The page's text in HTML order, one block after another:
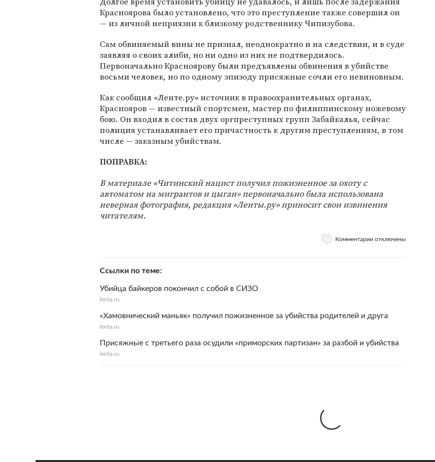
Красноярова было установлено, что это преступление также совершил он
— из личной неприязни к близкому родственнику Чипизубова.
Сам обвиняемый вины не признал, неоднократно и на следствии, и в суде
заявляя о своих алиби, но ни одно из них не подтвердилось.
Первоначально Красноярову были предъявлены обвинения в убийстве
восьми человек, но по одному эпизоду присяжные сочли его невиновным.
Как сообщил «Ленте.ру» источник в правоохранительных органах,
Краснояров — известный спортсмен, мастер по филиппинскому ножевому
бою. Он входил в состав двух оргпреступных групп Забайкалья, сейчас
полиция устанавливает его причастность к другим преступлениям, в том
числе — заказным убийствам.
ПОПРАВКА:
В материале «Читинский нацист получил пожизненное за охоту с
автоматом на мигрантов и цыган» первоначально была использована
неверная фотография, редакция «Ленты.ру» приносит свои извинения
читателям.
Комментарии отключены
Ссылки по теме
Убийца байкеров покончил с собой в СИЗО
lenta.ru
«Хамовнический маньяк» получил пожизненное за убийства родителей и друга
lenta.ru
Присяжные с третьего раза осудили «приморских партизан» за разбой и убийства
lenta.ru